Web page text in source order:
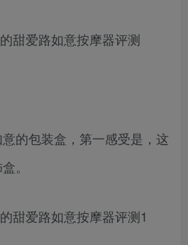
的包装盒，第一感受是，这
。